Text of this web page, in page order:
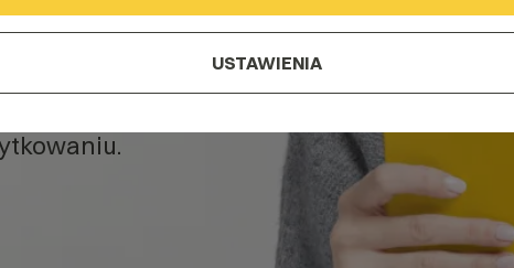
czym
Ciebie
USTAWIENIA